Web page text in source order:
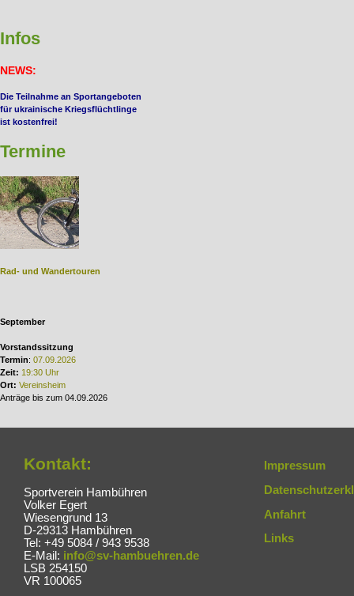
Infos
NEWS:
Die Teilnahme an Sportangeboten
für ukrainische Kriegsflüchtlinge
ist kostenfrei!
Termine
Rad- und Wandertouren
September
Vorstandssitzung
Termin: 07.09.2026
Zeit: 19:30 Uhr
Ort: Vereinsheim
Anträge bis zum 04.09.2026
Kontakt:
Sportverein Hambühren
Volker Egert
Wiesengrund 13
D-29313 Hambühren
Tel: +49 5084 / 943 9538
E-Mail: info@sv-hambuehren.de
LSB 254150
VR 100065
Impressum
Anfahrt
Links